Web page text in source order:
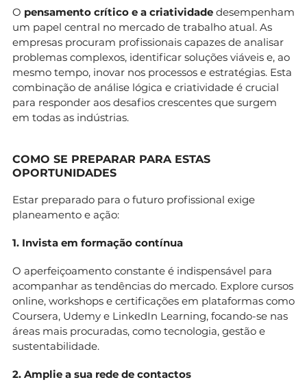
O pensamento crítico e a criatividade desempenham
um papel central no mercado de trabalho atual. As
empresas procuram profissionais capazes de analisar
problemas complexos, identificar soluções viáveis e, ao
mesmo tempo, inovar nos processos e estratégias. Esta
combinação de análise lógica e criatividade é crucial
para responder aos desafios crescentes que surgem
em todas as indústrias.
COMO SE PREPARAR PARA ESTAS
OPORTUNIDADES
Estar preparado para o futuro profissional exige
planeamento e ação:
1. Invista em formação contínua
O aperfeiçoamento constante é indispensável para
acompanhar as tendências do mercado. Explore cursos
online, workshops e certificações em plataformas como
Coursera, Udemy e LinkedIn Learning, focando-se nas
áreas mais procuradas, como tecnologia, gestão e
sustentabilidade.
2. Amplie a sua rede de contactos